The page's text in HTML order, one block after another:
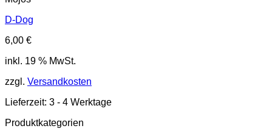
D-Dog
6,00 €
inkl. 19 % MwSt.
zzgl. Versandkosten
Lieferzeit: 3 - 4 Werktage
Produktkategorien